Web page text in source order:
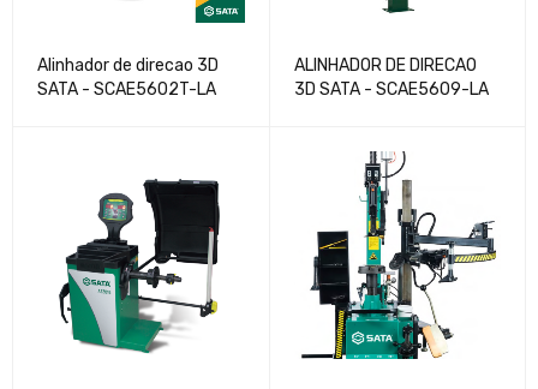
Alinhador de direcao 3D
SATA - SCAE5602T-LA
ALINHADOR DE DIRECAO
3D SATA - SCAE5609-LA